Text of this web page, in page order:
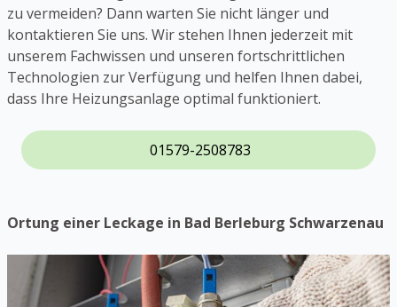
zu vermeiden? Dann warten Sie nicht länger und
kontaktieren Sie uns. Wir stehen Ihnen jederzeit mit
unserem Fachwissen und unseren fortschrittlichen
Technologien zur Verfügung und helfen Ihnen dabei,
dass Ihre Heizungsanlage optimal funktioniert.
01579-2508783
Ortung einer Leckage in Bad Berleburg Schwarzenau